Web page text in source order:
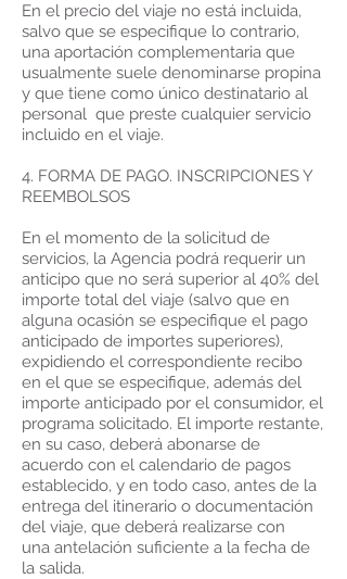
En el precio del viaje no está incluida,
salvo que se especifique lo contrario,
una aportación complementaria que
usualmente suele denominarse propina
y que tiene como único destinatario al
personal que preste cualquier servicio
incluido en el viaje.
4. FORMA DE PAGO. INSCRIPCIONES Y
REEMBOLSOS
En el momento de la solicitud de
servicios, la Agencia podrá requerir un
anticipo que no será superior al 40% del
importe total del viaje (salvo que en
alguna ocasión se especifique el pago
anticipado de importes superiores),
expidiendo el correspondiente recibo
en el que se especifique, además del
importe anticipado por el consumidor, el
programa solicitado. El importe restante,
en su caso, deberá abonarse de
acuerdo con el calendario de pagos
establecido, y en todo caso, antes de la
entrega del itinerario o documentación
del viaje, que deberá realizarse con
una antelación suficiente a la fecha de
la salida.